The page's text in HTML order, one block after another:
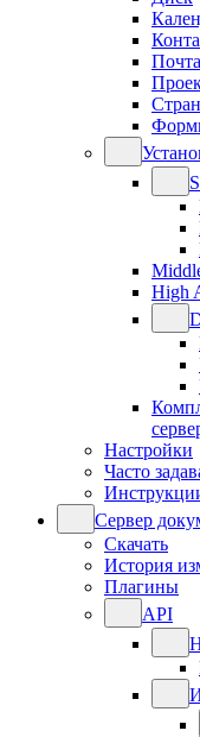
Почта
High
Настройки
Часто
Сервер
Скачать
История
Плагины
API